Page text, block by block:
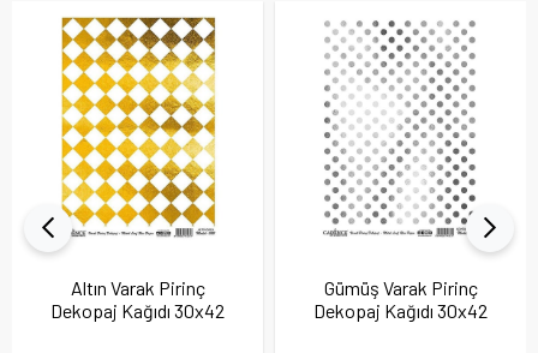
Altın Varak Pirinç
Dekopaj Kağıdı 30x42
Gümüş Varak Pirinç
Dekopaj Kağıdı 30x42